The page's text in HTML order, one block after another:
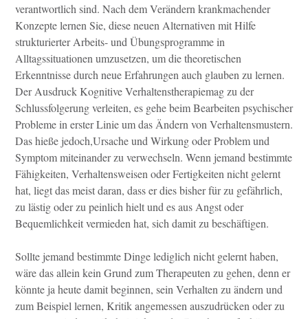
verantwortlich sind. Nach dem Verändern krankmachender
Konzepte lernen Sie, diese neuen Alternativen mit Hilfe
strukturierter Arbeits- und Übungsprogramme in
Alltagssituationen umzusetzen, um die theoretischen
Erkenntnisse durch neue Erfahrungen auch glauben zu lernen.
Der Ausdruck Kognitive Verhaltenstherapiemag zu der
Schlussfolgerung verleiten, es gehe beim Bearbeiten psychischer
Probleme in erster Linie um das Ändern von Verhaltensmustern.
Das hieße jedoch,Ursache und Wirkung oder Problem und
Symptom miteinander zu verwechseln. Wenn jemand bestimmte
Fähigkeiten, Verhaltensweisen oder Fertigkeiten nicht gelernt
hat, liegt das meist daran, dass er dies bisher für zu gefährlich,
zu lästig oder zu peinlich hielt und es aus Angst oder
Bequemlichkeit vermieden hat, sich damit zu beschäftigen.
Sollte jemand bestimmte Dinge lediglich nicht gelernt haben,
wäre das allein kein Grund zum Therapeuten zu gehen, denn er
könnte ja heute damit beginnen, sein Verhalten zu ändern und
zum Beispiel lernen, Kritik angemessen auszudrücken oder zu